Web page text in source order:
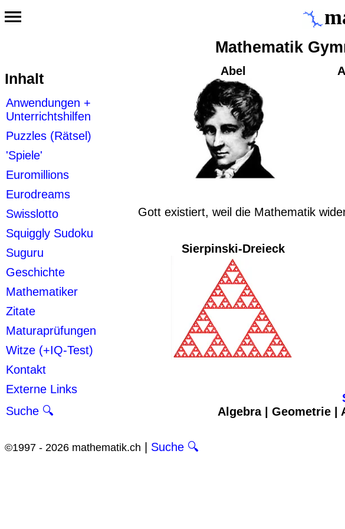
Mathematik
Inhalt
Anwendungen +
Unterrichtshilfen
Puzzles (Rätsel)
'Spiele'
Euromillions
Eurodreams
Swisslotto
Squiggly Sudoku
Suguru
Geschichte
Mathematiker
Zitate
Maturaprüfungen
Witze (+IQ-Test)
Kontakt
Externe Links
Suche 🔍
Abel
Gott existiert, weil die Mathematik
Sierpinski-Dreieck
Algebra | Geometrie |
©1997 - 2026 mathematik.ch | Suche 🔍